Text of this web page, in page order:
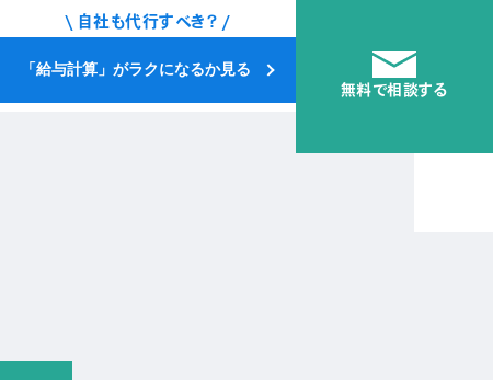
\ 自社も代行すべき？ /
「給与計算」がラクになるか見る
無料で相談する